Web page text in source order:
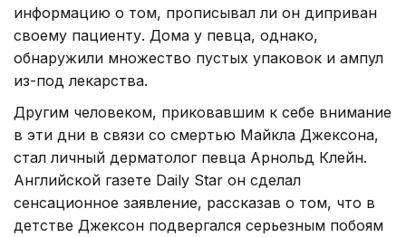
информацию о том, прописывал ли он диприван
своему пациенту. Дома у певца, однако,
обнаружили множество пустых упаковок и ампул
из-под лекарства.
Другим человеком, приковавшим к себе внимание
в эти дни в связи со смертью Майкла Джексона,
стал личный дерматолог певца Арнольд Клейн.
Английской газете Daily Star он сделал
сенсационное заявление, рассказав о том, что в
детстве Джексон подвергался серьезным побоям